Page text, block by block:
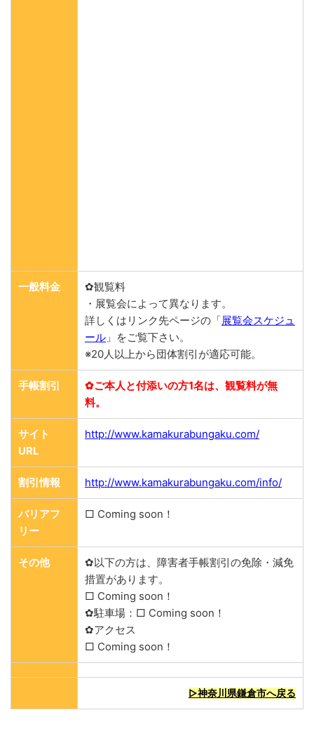
一般料金
✿観覧料
・展覧会によって異なります。
詳しくはリンク先ページの「展覧会スケジュ
ール 」をご覧下さい。
※20人以上から団体割引が適応可能。
手帳割引
✿ご本人と付添いの方1名は、観覧料が無
料。
サイト
URL
http://www.kamakurabungaku.com/
割引情報 http://www.kamakurabungaku.com/info/
バリアフ
リー
□ Coming soon！
その他
✿以下の方は、障害者手帳割引の免除・減免
措置があります。
□ Coming soon！
✿駐車場：□ Coming soon！
✿アクセス
□ Coming soon！
▷神奈川県鎌倉市へ戻る